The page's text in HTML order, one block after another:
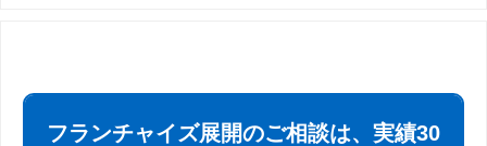
フランチャイズ展開のご相談は、実績30